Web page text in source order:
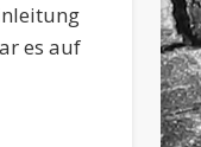
es auf